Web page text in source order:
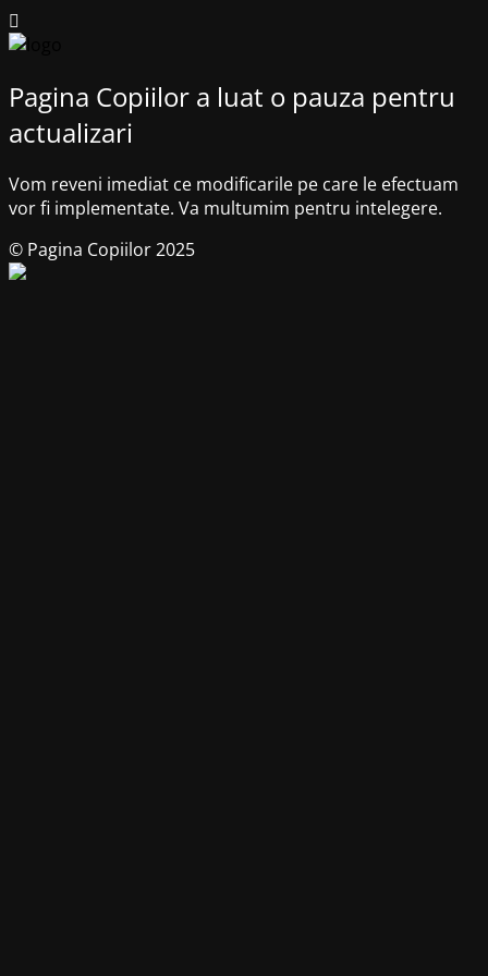
Pagina Copiilor a luat o pauza pentru
actualizari
Vom reveni imediat ce modificarile pe care le efectuam
vor fi implementate. Va multumim pentru intelegere.
© Pagina Copiilor 2025